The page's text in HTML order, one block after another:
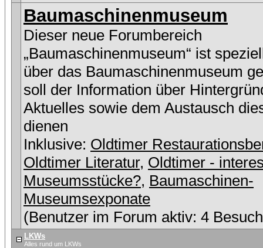
Baumaschinenmuseum
Dieser neue Forumbereich
„Baumaschinenmuseum“ ist
über das Baumaschinenmuseum
soll der Information über
Aktuelles sowie dem Austausch
dienen
Inklusive: Oldtimer
Oldtimer Literatur, Oldtimer -
Museumsstücke?, Baumaschinen-
Museumsexponate
(Benutzer im Forum aktiv: 4
LKWs
Alles rund um LKWs